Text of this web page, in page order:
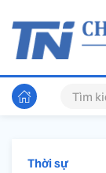
Thời sự